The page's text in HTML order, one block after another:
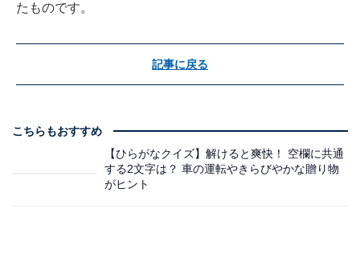
たものです。
記事に戻る
こちらもおすすめ
【ひらがなクイズ】解けると爽快！ 空欄に共通
する2文字は？ 車の運転やきらびやかな贈り物
がヒント